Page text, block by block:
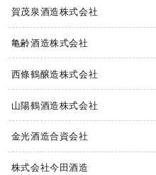
賀茂泉酒造株式会社
亀齢酒造株式会社
西條鶴醸造株式会社
山陽鶴酒造株式会社
金光酒造合資会社
株式会社今田酒造